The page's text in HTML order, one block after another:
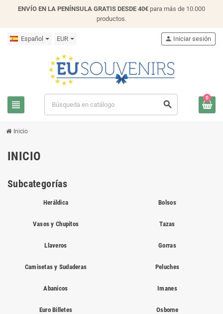
ENVÍO EN LA PENÍNSULA GRATIS DESDE 40€ para más de 10.000
productos.
Español EUR
view_headline search
person Iniciar sesión
0
Inicio
INICIO
Subcategorías
Heráldica Bolsos
Vasos y Chupitos Tazas
Llaveros Gorras
Camisetas y Sudaderas Peluches
Abanicos Imanes
Euro Billetes Osborne